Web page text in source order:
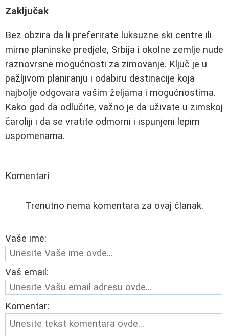
Zaključak
Bez obzira da li preferirate luksuzne ski centre ili
mirne planinske predjele, Srbija i okolne zemlje nude
raznovrsne mogućnosti za zimovanje. Ključ je u
pažljivom planiranju i odabiru destinacije koja
najbolje odgovara vašim željama i mogućnostima.
Kako god da odlučite, važno je da uživate u zimskoj
čaroliji i da se vratite odmorni i ispunjeni lepim
uspomenama.
Komentari
Trenutno nema komentara za ovaj članak.
Vaše ime:
Vaš email:
Komentar: